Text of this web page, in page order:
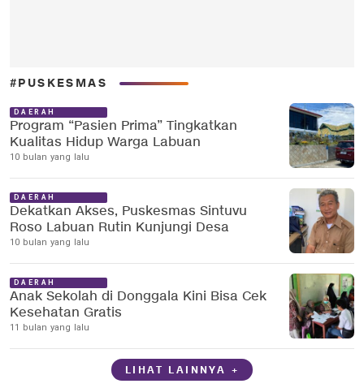
#PUSKESMAS
DAERAH
Program “Pasien Prima” Tingkatkan
Kualitas Hidup Warga Labuan
10 bulan yang lalu
DAERAH
Dekatkan Akses, Puskesmas Sintuvu
Roso Labuan Rutin Kunjungi Desa
10 bulan yang lalu
DAERAH
Anak Sekolah di Donggala Kini Bisa Cek
Kesehatan Gratis
11 bulan yang lalu
LIHAT LAINNYA +